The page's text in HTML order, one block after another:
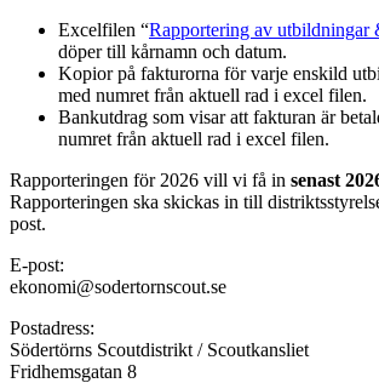
Excelfilen “Rapportering av utbildningar
döper till kårnamn och datum.
Kopior på fakturorna för varje enskild
med numret från aktuell rad i excel filen.
Bankutdrag som visar att fakturan är
numret från aktuell rad i excel filen.
Rapporteringen för 2026 vill vi få in ​ senast
Rapporteringen ska skickas in till
post.
E-post:
ekonomi@sodertornscout.se
Postadress:
Södertörns Scoutdistrikt / Scoutkansliet
Fridhemsgatan 8